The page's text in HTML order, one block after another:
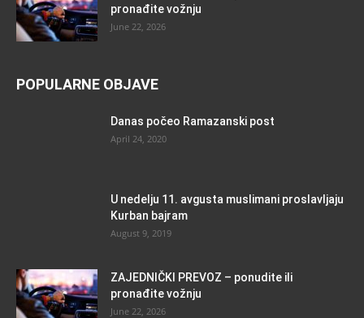
pronađite vožnju
June 22, 2026
POPULARNE OBJAVE
Danas počeo Ramazanski post
April 24, 2020
U nedelju 11. avgusta muslimani proslavljaju
Kurban bajram
August 9, 2019
ZAJEDNIČKI PREVOZ – ponudite ili
pronađite vožnju
June 22, 2026